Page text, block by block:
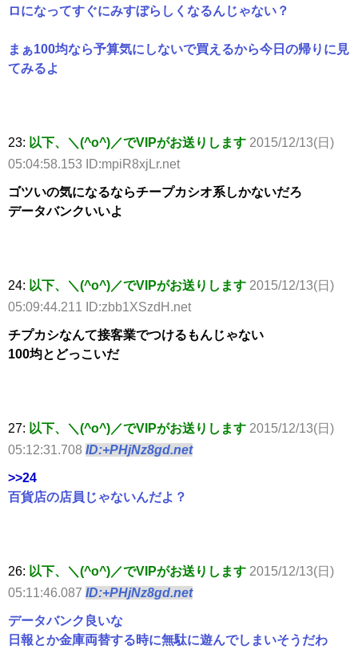
ロになってすぐにみすぼらしくなるんじゃない？
まぁ100均なら予算気にしないで買えるから今日の帰りに見
てみるよ
23: 以下、＼(^o^)／でVIPがお送りします 2015/12/13(日)
05:04:58.153 ID:mpiR8xjLr.net
ゴツいの気になるならチープカシオ系しかないだろ
データバンクいいよ
24: 以下、＼(^o^)／でVIPがお送りします 2015/12/13(日)
05:09:44.211 ID:zbb1XSzdH.net
チプカシなんて接客業でつけるもんじゃない
100均とどっこいだ
27: 以下、＼(^o^)／でVIPがお送りします 2015/12/13(日)
05:12:31.708 ID:+PHjNz8gd.net
>>24
百貨店の店員じゃないんだよ？
26: 以下、＼(^o^)／でVIPがお送りします 2015/12/13(日)
05:11:46.087 ID:+PHjNz8gd.net
データバンク良いな
日報とか金庫両替する時に無駄に遊んでしまいそうだわ